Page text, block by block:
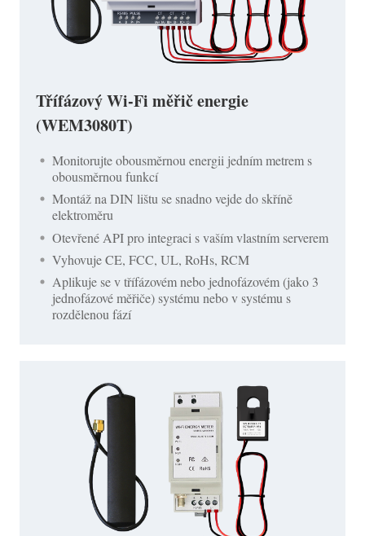
Třífázový Wi-Fi měřič energie
(WEM3080T)
Monitorujte obousměrnou energii jedním metrem s
obousměrnou funkcí
Montáž na DIN lištu se snadno vejde do skříně
elektroměru
Otevřené API pro integraci s vaším vlastním serverem
Vyhovuje CE, FCC, UL, RoHs, RCM
Aplikuje se v třífázovém nebo jednofázovém (jako 3
jednofázové měřiče) systému nebo v systému s
rozdělenou fází